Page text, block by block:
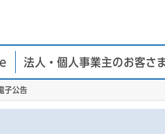
法人・個人事業主のお客さ
子公告